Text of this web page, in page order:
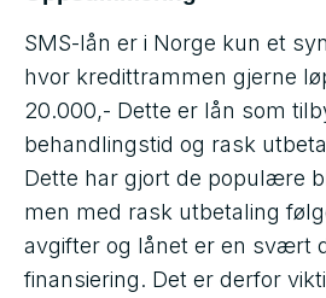
SMS-lån er i Norge kun et
hvor kredittrammen gjerne
20.000,- Dette er lån som
behandlingstid og rask
Dette har gjort de populære
men med rask utbetaling
avgifter og lånet er en svært
finansiering. Det er derfor